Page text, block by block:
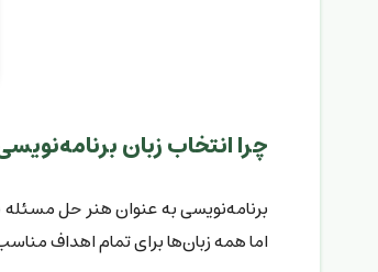
چرا انتخاب زبان
برنامه‌نویسی به عنوان هنر حل مسئله
اما همه زبان‌ها برای تمام اهداف